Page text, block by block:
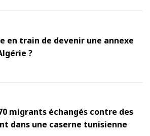
en train de devenir une annexe
?
migrants échangés contre des
dans une caserne tunisienne